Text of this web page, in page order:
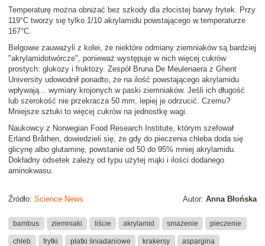
Temperaturę można obniżać bez szkody dla złocistej barwy frytek. Przy
119°C tworzy się tylko 1/10 akrylamidu powstającego w temperaturze
167°C.
Belgowie zauważyli z kolei, że niektóre odmiany ziemniaków są bardziej
"akrylamidotwórcze", ponieważ występuje w nich więcej cukrów
prostych: glukozy i fruktozy. Zespół Bruna De Meulenaeraz Ghent
University udowodnił ponadto, że na ilość powstającego akrylamidu
wpływają... wymiary krojonych w paski ziemniaków. Jeśli ich długość
lub szerokość nie przekracza 50 mm, lepiej je odrzucić. Czemu?
Mniejsze sztuki to więcej cukrów na jednostkę wagi.
Naukowcy z Norwegian Food Research Institute, którym szefował
Erland Bråthen, dowiedzieli się, że gdy do pieczenia chleba doda się
glicynę albo glutaminę, powstanie od 50 do 95% mniej akrylamidu.
Dokładny odsetek zależy od typu użytej mąki i ilości dodanego
aminokwasu.
Autor: Anna Błońska
Źródło: Science News
bambus ziemniaki liście akrylamid smażenie pieczenie
chleb frytki płatki śniadaniowe krakersy aspargina